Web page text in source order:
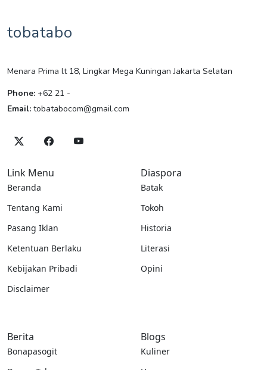
tobatabo
Menara Prima lt 18, Lingkar Mega Kuningan Jakarta Selatan
Phone: +62 21 -
Email: tobatabocom@gmail.com
Link Menu
Beranda
Tentang Kami
Pasang Iklan
Ketentuan Berlaku
Kebijakan Pribadi
Disclaimer
Diaspora
Batak
Tokoh
Historia
Literasi
Opini
Berita
Bonapasogit
Blogs
Kuliner